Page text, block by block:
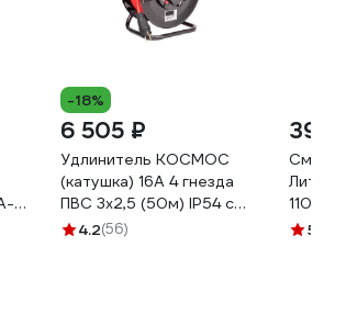
-18%
6 505 ₽
Удлинитель КОСМОС
(катушка) 16А 4 гнезда
ПВС 3х2,5 (50м) IP54 с
заземлением УХз16
4.2(56)
392
11011
5